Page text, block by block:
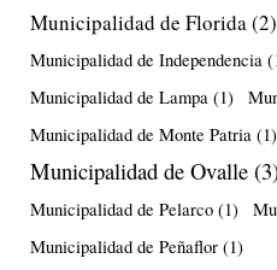
Municipalidad de Florida(2)
Municipalidad de Independencia
Municipalidad de Lampa (1)
Municipalidad de Monte Patria (1)
Municipalidad de Ovalle
Municipalidad de Pelarco (1)
Municipalidad de Peñaflor (1)